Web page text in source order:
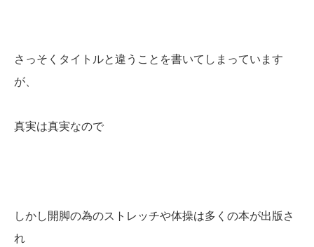
さっそくタイトルと違うことを書いてしまっています
が、
真実は真実なので
しかし開脚の為のストレッチや体操は多くの本が出版さ
れ